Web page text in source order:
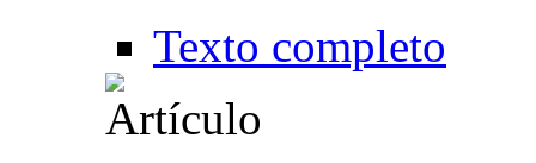
Texto completo